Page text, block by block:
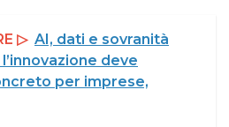
▷ AI, dati e sovranità
deve
per imprese,